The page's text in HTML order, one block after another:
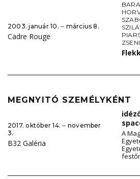
2003. január 10. ‒ március 8.
Cadre Rouge
MEGNYITÓ SZEMÉLYKÉNT
2017. október 14. ‒ november
3.
B32 Galéria
A